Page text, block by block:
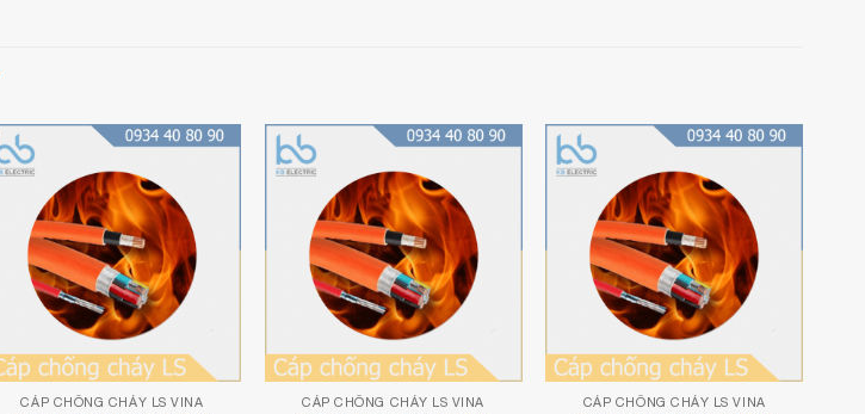
CÁP CHỐNG CHÁY LS VINA CÁP CHỐNG CHÁY LS VINA CÁP CHỐNG CHÁY LS VINA